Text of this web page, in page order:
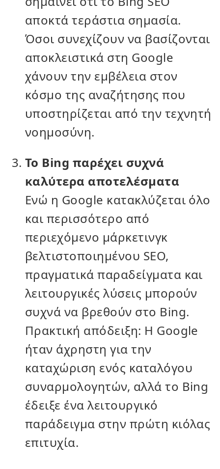
αποκτά τεράστια σημασία.
Όσοι συνεχίζουν να βασίζονται
αποκλειστικά στη Google
χάνουν την εμβέλεια στον
κόσμο της αναζήτησης που
υποστηρίζεται από την τεχνητή
νοημοσύνη.
Το Bing παρέχει συχνά
καλύτερα αποτελέσματα
Ενώ η Google κατακλύζεται όλο
και περισσότερο από
περιεχόμενο μάρκετινγκ
βελτιστοποιημένου SEO,
πραγματικά παραδείγματα και
λειτουργικές λύσεις μπορούν
συχνά να βρεθούν στο Bing.
Πρακτική απόδειξη: Η Google
ήταν άχρηστη για την
καταχώριση ενός καταλόγου
συναρμολογητών, αλλά το Bing
έδειξε ένα λειτουργικό
παράδειγμα στην πρώτη κιόλας
επιτυχία.